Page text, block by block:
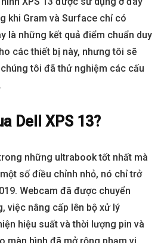
khi Gram và Surface chỉ có
là những kết quả điểm chuẩn duy
các thiết bị này, nhưng tôi sẽ
tôi đã thử nghiệm các cấu
Dell XPS 13?
những ultrabook tốt nhất mà
số điều chỉnh nhỏ, nó chỉ trở
Webcam đã được chuyển
việc nâng cấp lên bộ xử lý
hiệu suất và thời lượng pin và